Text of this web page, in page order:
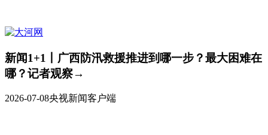
新闻1+1丨广西防汛救援推进到哪一步？最大困难在
哪？记者观察→
2026-07-08央视新闻客户端